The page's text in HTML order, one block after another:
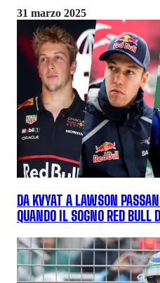
31 marzo 2025
DA KVYAT A LAWSON
QUANDO IL SOGNO RED BULL